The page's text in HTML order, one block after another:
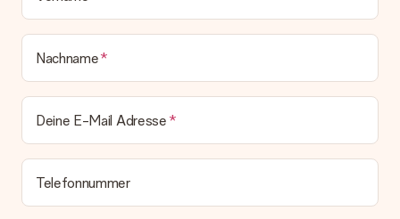
Nachname
Deine E-Mail Adresse
Telefonnummer